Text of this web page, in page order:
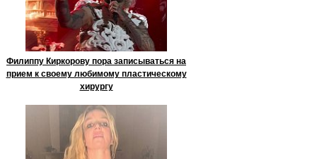
Филиппу Киркорову пора записываться на
прием к своему любимому пластическому
хирургу